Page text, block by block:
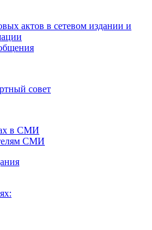
актов в сетевом издании и
совет
в СМИ
СМИ